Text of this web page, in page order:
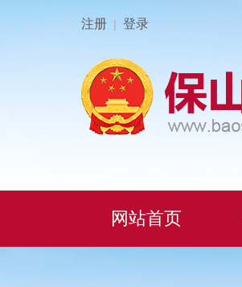
注册 | 登录
网站首页